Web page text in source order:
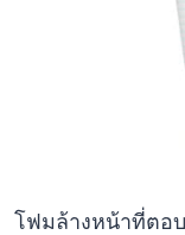
โฟมล้างหน้าที่ตอ